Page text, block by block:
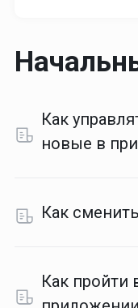
Как
новые в
Как
Как пройти